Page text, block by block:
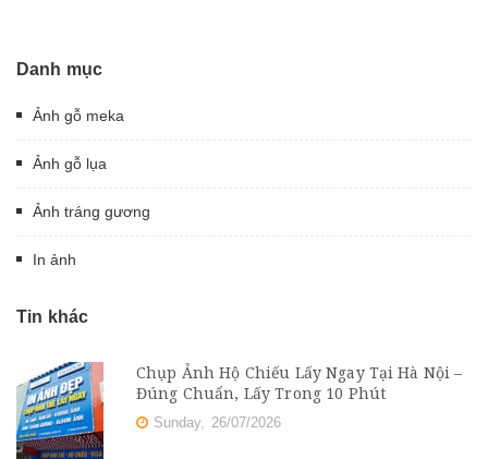
Danh mục
Ảnh gỗ meka
Ảnh gỗ lụa
Ảnh tráng gương
In ảnh
Tin khác
Chụp Ảnh Hộ Chiếu Lấy Ngay Tại Hà Nội –
Đúng Chuẩn, Lấy Trong 10 Phút
Sunday, 26/07/2026